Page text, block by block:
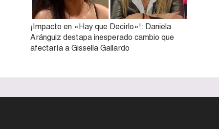
¡Impacto en «Hay que Decirlo»!: Daniela
Aránguiz destapa inesperado cambio que
afectaría a Gissella Gallardo